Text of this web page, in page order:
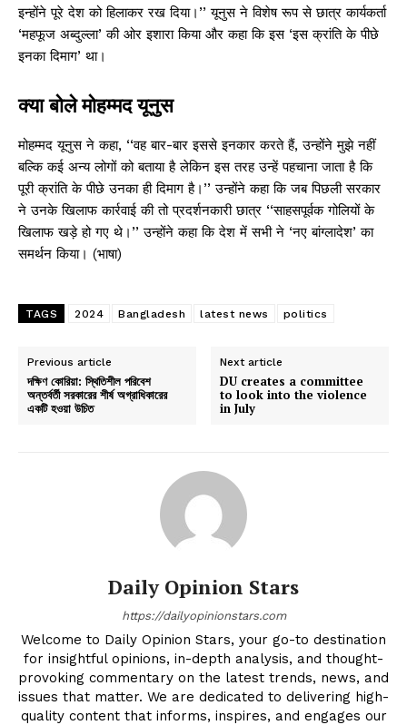
इन्होंने पूरे देश को हिलाकर रख दिया।’’ यूनुस ने विशेष रूप से छात्र कार्यकर्ता
‘महफूज अब्दुल्ला’ की ओर इशारा किया और कहा कि इस ‘इस क्रांति के पीछे
इनका दिमाग’ था।
क्या बोले मोहम्मद यूनुस
मोहम्मद यूनुस ने कहा, ‘‘वह बार-बार इससे इनकार करते हैं, उन्होंने मुझे नहीं
बल्कि कई अन्य लोगों को बताया है लेकिन इस तरह उन्हें पहचाना जाता है कि
पूरी क्रांति के पीछे उनका ही दिमाग है।’’ उन्होंने कहा कि जब पिछली सरकार
ने उनके खिलाफ कार्रवाई की तो प्रदर्शनकारी छात्र ‘‘साहसपूर्वक गोलियों के
खिलाफ खड़े हो गए थे।’’ उन्होंने कहा कि देश में सभी ने ‘नए बांग्लादेश’ का
समर्थन किया। (भाषा)
TAGS 2024 Bangladesh latest news politics
Previous article
দক্ষিণ কোরিয়া: স্থিতিশীল পরিবেশ
অন্তর্বর্তী সরকারের শীর্ষ অগ্রাধিকারের
একটি হওয়া উচিত
Next article
DU creates a committee
to look into the violence
in July
Daily Opinion Stars
https://dailyopinionstars.com
Welcome to Daily Opinion Stars, your go-to destination
for insightful opinions, in-depth analysis, and thought-
provoking commentary on the latest trends, news, and
issues that matter. We are dedicated to delivering high-
quality content that informs, inspires, and engages our